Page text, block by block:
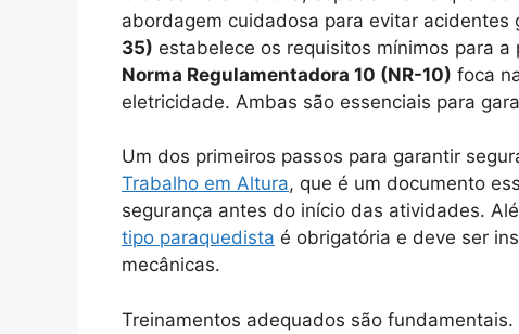
abordagem cuidadosa para evitar acidentes
35) estabelece os requisitos mínimos para
Norma Regulamentadora 10 (NR-10) foca
eletricidade. Ambas são essenciais para
Um dos primeiros passos para garantir
Trabalho em Altura, que é um documento
segurança antes do início das atividades.
tipo paraquedista é obrigatória e deve ser
mecânicas.
Treinamentos adequados são